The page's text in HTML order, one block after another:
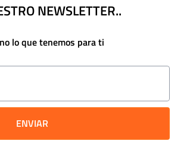
NEWSLETTER..
lo que tenemos para ti
ENVIAR